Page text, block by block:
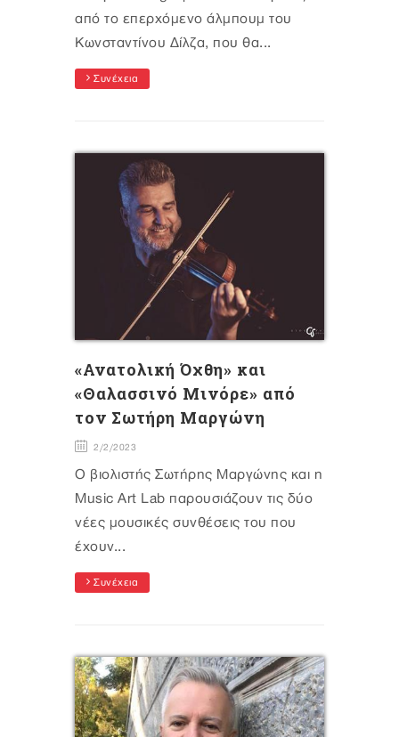
από το επερχόμενο άλμπουμ του
Κωνσταντίνου Δίλζα, που θα...
Συνέχεια
«Ανατολική Όχθη» και
«Θαλασσινό Μινόρε» από
τον Σωτήρη Μαργώνη
2/2/2023
Ο βιολιστής Σωτήρης Μαργώνης και η
Μusic Art Lab παρουσιάζουν τις δύο
νέες μουσικές συνθέσεις του που
έχουν...
Συνέχεια